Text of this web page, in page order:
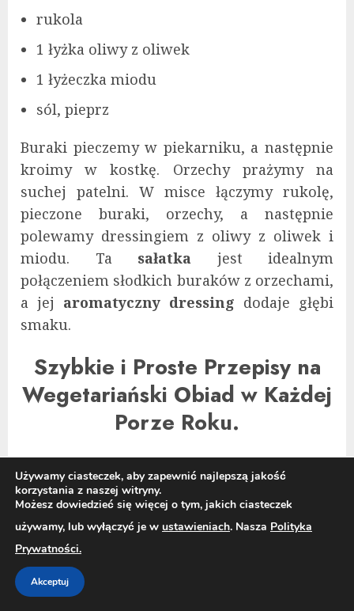
rukola
1 łyżka oliwy z oliwek
1 łyżeczka miodu
sól, pieprz
Buraki pieczemy w piekarniku, a następnie
kroimy w kostkę. Orzechy prażymy na
suchej patelni. W misce łączymy rukolę,
pieczone buraki, orzechy, a następnie
polewamy dressingiem z oliwy z oliwek i
miodu. Ta sałatka jest idealnym
połączeniem słodkich buraków z orzechami,
a jej aromatyczny dressing dodaje głębi
smaku.
Szybkie i Proste Przepisy na
Wegetariański Obiad w Każdej
Porze Roku.
rozwiązaniem na każdą porę roku. Są nie
tylko zdrowe, ale także pyszne, pełne
warzyw i bogate w wartości odżywcze. W
tym artykule przedstawiamy
przepisów
każdej porze roku, a jednocześnie cieszyć się
Używamy ciasteczek, aby zapewnić najlepszą jakość
korzystania z naszej witryny.
Możesz dowiedzieć się więcej o tym, jakich ciasteczek
używamy, lub wyłączyć je w ustawieniach. Nasza Polityka
Prywatności.
Akceptuj